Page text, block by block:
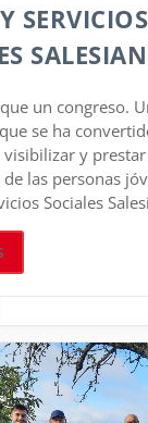
SERVICIOS
un congreso.
se ha
y
de las personas
Sociales